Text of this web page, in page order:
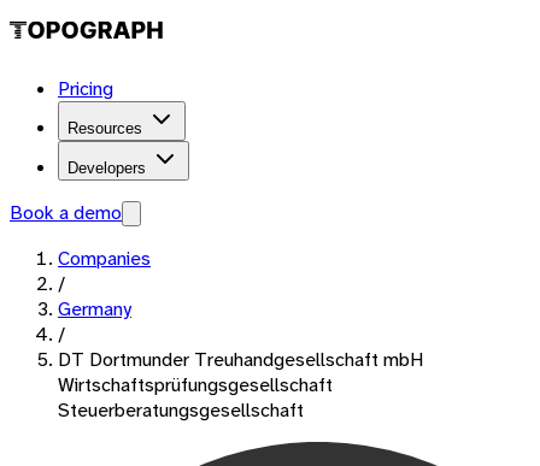
Pricing
Resources
Developers
Book a demo
Companies
/
Germany
/
DT Dortmunder Treuhandgesellschaft mbH
Wirtschaftsprüfungsgesellschaft
Steuerberatungsgesellschaft